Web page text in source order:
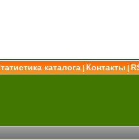
каталога Контакты